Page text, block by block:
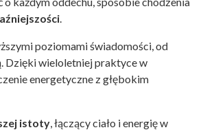
poziomami świadomości, od
Dzięki wieloletniej praktyce w
energetyczne z głębokim
istoty , łączący ciało i energię w